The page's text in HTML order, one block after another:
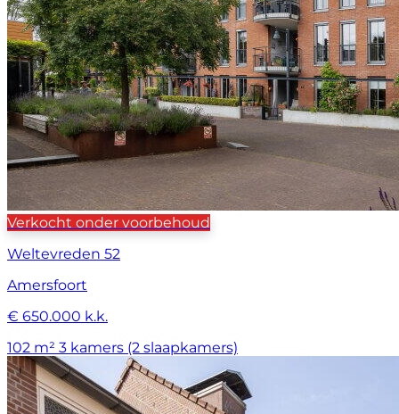
Verkocht onder voorbehoud
Weltevreden 52
Amersfoort
€ 650.000 k.k.
102 m² 3 kamers (2 slaapkamers)